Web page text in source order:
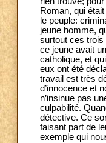
Roman, qui
le peuple:
jeune homme,
surtout ces trois
ce jeune avait
catholique, et
eux ont été
travail est très
d’innocence et
n’insinue pas
culpabilité.
détective. Ce
faisant part de
exemple qui